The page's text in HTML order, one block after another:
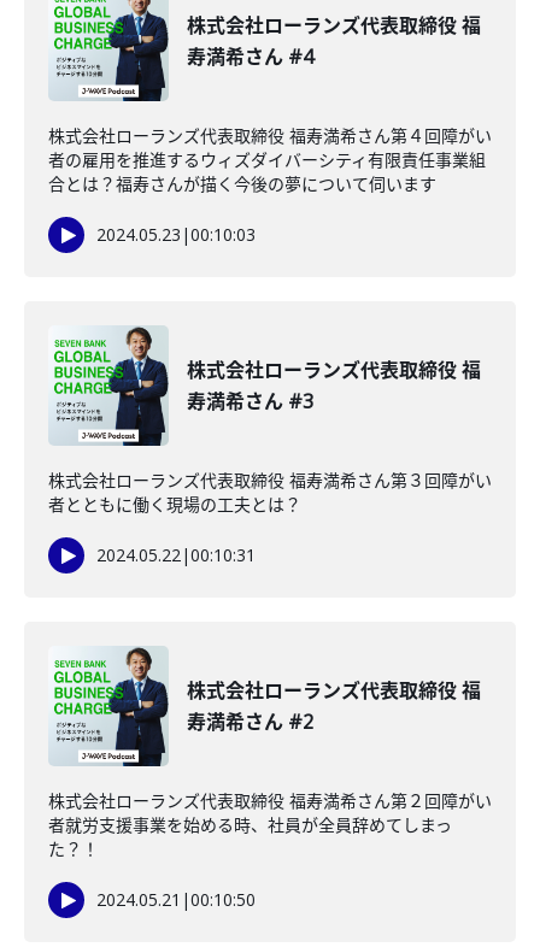
株式会社ローランズ代表取締役 福
寿満希さん #4
株式会社ローランズ代表取締役 福寿満希さん第４回障がい
者の雇用を推進するウィズダイバーシティ有限責任事業組
合とは？福寿さんが描く今後の夢について伺います
2024.05.23 |00:10:03
株式会社ローランズ代表取締役 福
寿満希さん #3
株式会社ローランズ代表取締役 福寿満希さん第３回障がい
者とともに働く現場の工夫とは？
2024.05.22|00:10:31
株式会社ローランズ代表取締役 福
寿満希さん #2
株式会社ローランズ代表取締役 福寿満希さん第２回障がい
者就労支援事業を始める時、社員が全員辞めてしまっ
た？！
2024.05.21 |00:10:50